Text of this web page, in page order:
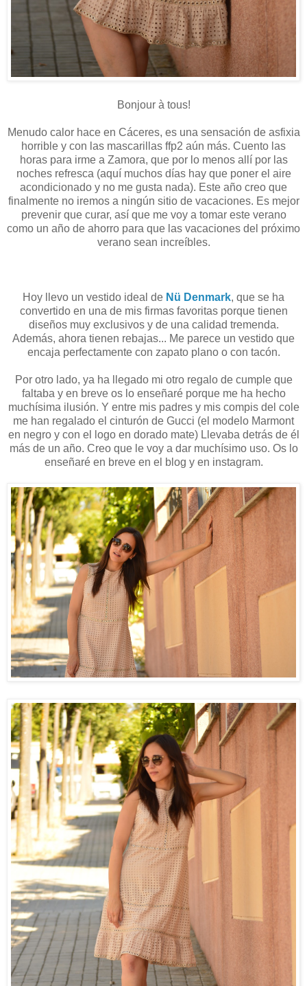
Bonjour à tous!
Menudo calor hace en Cáceres, es una sensación de asfixia
horrible y con las mascarillas ffp2 aún más. Cuento las
horas para irme a Zamora, que por lo menos allí por las
noches refresca (aquí muchos días hay que poner el aire
acondicionado y no me gusta nada). Este año creo que
finalmente no iremos a ningún sitio de vacaciones. Es mejor
prevenir que curar, así que me voy a tomar este verano
como un año de ahorro para que las vacaciones del próximo
verano sean increíbles.
Hoy llevo un vestido ideal de Nü Denmark, que se ha
convertido en una de mis firmas favoritas porque tienen
diseños muy exclusivos y de una calidad tremenda.
Además, ahora tienen rebajas... Me parece un vestido que
encaja perfectamente con zapato plano o con tacón.
Por otro lado, ya ha llegado mi otro regalo de cumple que
faltaba y en breve os lo enseñaré porque me ha hecho
muchísima ilusión. Y entre mis padres y mis compis del cole
me han regalado el cinturón de Gucci (el modelo Marmont
en negro y con el logo en dorado mate) Llevaba detrás de él
más de un año. Creo que le voy a dar muchísimo uso. Os lo
enseñaré en breve en el blog y en instagram.